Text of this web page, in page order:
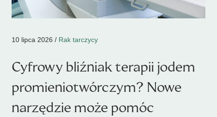
10 lipca 2026 / Rak tarczycy
Cyfrowy bliźniak terapii jodem
promieniotwórczym? Nowe
narzędzie może pomóc